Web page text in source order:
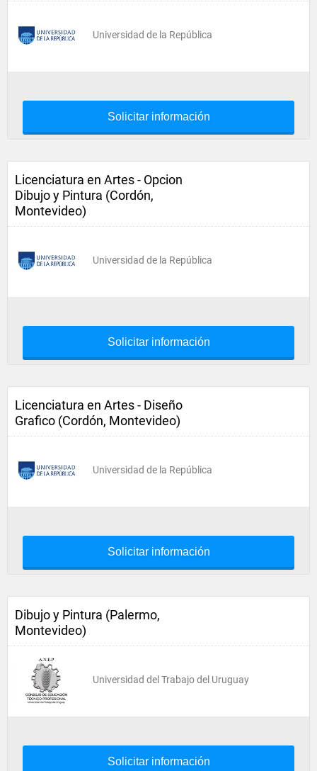
Universidad de la República
Solicitar información
Licenciatura en Artes - Opcion
Dibujo y Pintura (Cordón,
Montevideo)
Universidad de la República
Solicitar información
Licenciatura en Artes - Diseño
Grafico (Cordón, Montevideo)
Universidad de la República
Solicitar información
Dibujo y Pintura (Palermo,
Montevideo)
Universidad del Trabajo del Uruguay
Solicitar información